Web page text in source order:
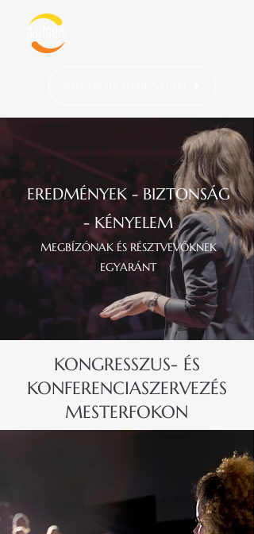
EREDMÉNYEK - BIZTONSÁG
-KÉNYELEM
MEGBÍZÓNAK ÉSRÉSZTVEVŐKNEK
EGYARÁNT
KONGRESSZUS- ÉS
KONFERENCIASZERVEZÉS
MESTERFOKON